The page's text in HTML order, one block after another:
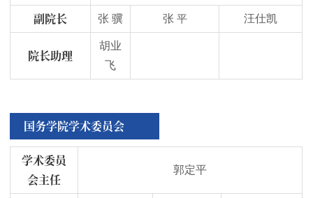
副院长 张 骥 张 平 汪仕凯
院长助理
胡业
飞
国务学院学术委员会
学术委员
会主任
郭定平